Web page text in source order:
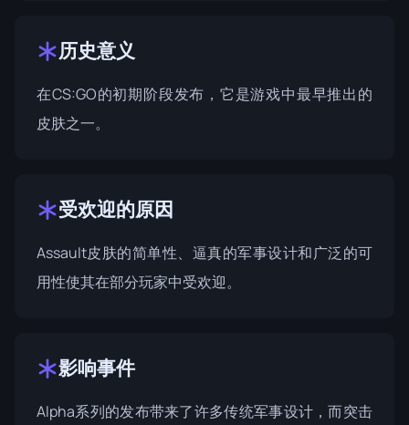
历史意义
在CS:GO的初期阶段发布，它是游戏中最早推出的
皮肤之一。
受欢迎的原因
Assault皮肤的简单性、逼真的军事设计和广泛的可
用性使其在部分玩家中受欢迎。
影响事件
Alpha系列的发布带来了许多传统军事设计，而突击